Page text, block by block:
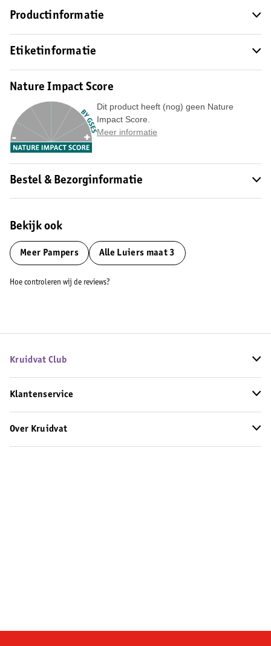
Productinformatie
Etiketinformatie
Nature Impact Score
Dit product heeft (nog) geen Nature
Impact Score.
Meer informatie
Bestel & Bezorginformatie
Bekijk ook
Meer Pampers Alle Luiers maat 3
Hoe controleren wij de reviews?
Kruidvat Club
Klantenservice
Over Kruidvat